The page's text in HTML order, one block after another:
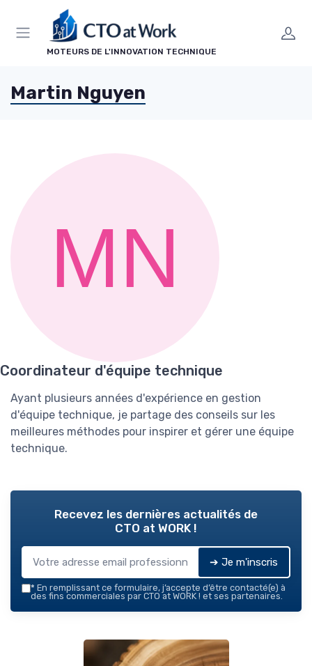
MOTEURS DE L'INNOVATION TECHNIQUE
Martin Nguyen
Coordinateur d'équipe technique
Ayant plusieurs années d'expérience en gestion
d'équipe technique, je partage des conseils sur les
meilleures méthodes pour inspirer et gérer une équipe
technique.
Recevez les dernières actualités de
CTO at WORK !
➔ Je m'inscris
* En remplissant ce formulaire, j’accepte d’être contacté(e) à
des fins commerciales par CTO at WORK ! et ses partenaires.
Panneau de gestion des cookies